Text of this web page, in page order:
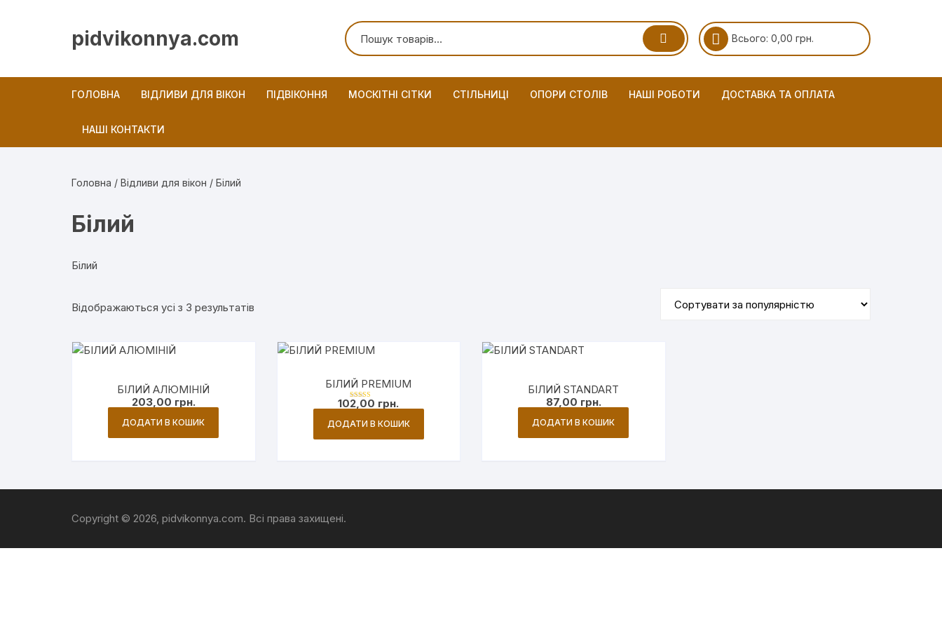
pidvikonnya.com Всього: 0,00 грн.
ГОЛОВНА ВІДЛИВИ ДЛЯ ВІКОН ПІДВІКОННЯ МОСКІТНІ СІТКИ СТІЛЬНИЦІ ОПОРИ СТОЛІВ НАШІ РОБОТИ ДОСТАВКА ТА ОПЛАТА
НАШІ КОНТАКТИ
Головна / Відливи для вікон / Білий
Білий
Білий
Відображаються усі з 3 результатів
популярністю
БІЛИЙ АЛЮМІНІЙ
203,00 грн.
ДОДАТИ В КОШИК
БІЛИЙ PREMIUM
Оцінен
з 5
102,00 грн.
ДОДАТИ В КОШИК
БІЛИЙ STANDART
87,00 грн.
ДОДАТИ В КОШИК
Copyright © 2026, pidvikonnya.com. Всі права захищені.